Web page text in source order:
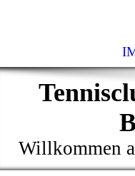
Willkommen